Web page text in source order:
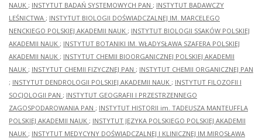
NAUK ; INSTYTUT BADAŃ SYSTEMOWYCH PAN ; INSTYTUT BADAWCZY
LEŚNICTWA ; INSTYTUT BIOLOGII DOŚWIADCZALNEJ IM. MARCELEGO
NENCKIEGO POLSKIEJ AKADEMII NAUK ; INSTYTUT BIOLOGII SSAKÓW POLSKIEJ
AKADEMII NAUK ; INSTYTUT BOTANIKI IM. WŁADYSŁAWA SZAFERA POLSKIEJ
AKADEMII NAUK ; INSTYTUT CHEMII BIOORGANICZNEJ POLSKIEJ AKADEMII
NAUK ; INSTYTUT CHEMII FIZYCZNEJ PAN ; INSTYTUT CHEMII ORGANICZNEJ PAN
; INSTYTUT DENDROLOGII POLSKIEJ AKADEMII NAUK ; INSTYTUT FILOZOFII I
SOCJOLOGII PAN ; INSTYTUT GEOGRAFII I PRZESTRZENNEGO
ZAGOSPODAROWANIA PAN ; INSTYTUT HISTORII im. TADEUSZA MANTEUFFLA
POLSKIEJ AKADEMII NAUK ; INSTYTUT JĘZYKA POLSKIEGO POLSKIEJ AKADEMII
NAUK ; INSTYTUT MEDYCYNY DOŚWIADCZALNEJ I KLINICZNEJ IM.MIROSŁAWA